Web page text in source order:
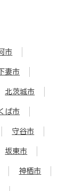
市
妻市
北茨城市
ば市
守谷市
坂東市
神栖市